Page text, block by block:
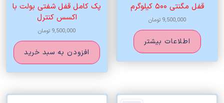
قفل مگنتی ۵۰۰ کیلوگرم
9,500,000 تومان
اطلاعات بیشتر
پک کامل قفل شفتی بولت با
اکسس کنترل
9,500,000 تومان
افزودن به سبد خرید